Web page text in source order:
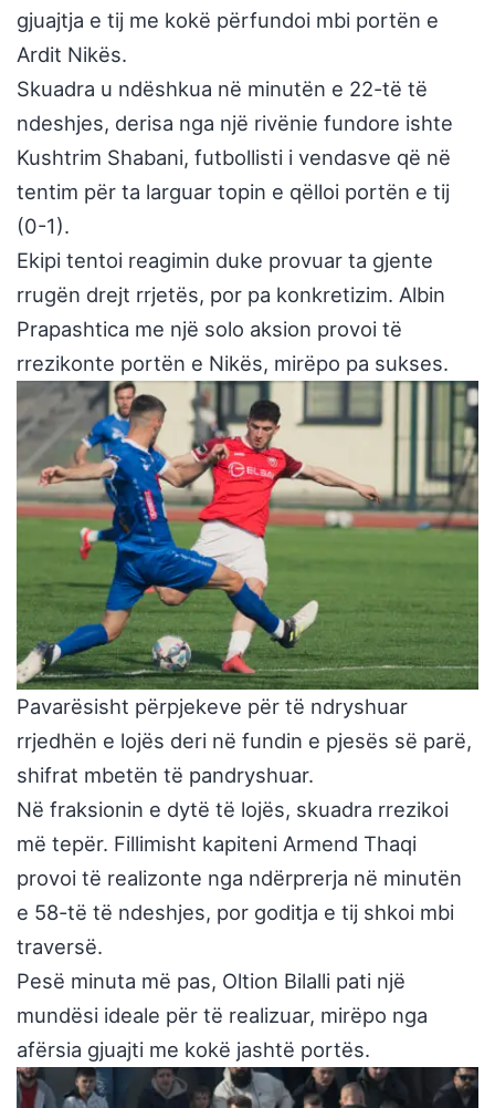
gjuajtja e tij me kokë përfundoi mbi portën e
Ardit Nikës.
Skuadra u ndëshkua në minutën e 22-të të
ndeshjes, derisa nga një rivënie fundore ishte
Kushtrim Shabani, futbollisti i vendasve që në
tentim për ta larguar topin e qëlloi portën e tij
(0-1).
Ekipi tentoi reagimin duke provuar ta gjente
rrugën drejt rrjetës, por pa konkretizim. Albin
Prapashtica me një solo aksion provoi të
rrezikonte portën e Nikës, mirëpo pa sukses.
Pavarësisht përpjekeve për të ndryshuar
rrjedhën e lojës deri në fundin e pjesës së parë,
shifrat mbetën të pandryshuar.
Në fraksionin e dytë të lojës, skuadra rrezikoi
më tepër. Fillimisht kapiteni Armend Thaqi
provoi të realizonte nga ndërprerja në minutën
e 58-të të ndeshjes, por goditja e tij shkoi mbi
traversë.
Pesë minuta më pas, Oltion Bilalli pati një
mundësi ideale për të realizuar, mirëpo nga
afërsia gjuajti me kokë jashtë portës.